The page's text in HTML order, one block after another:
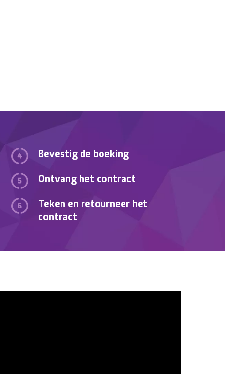
Bevestig de boeking
Ontvang het contract
Teken en retourneer het
contract